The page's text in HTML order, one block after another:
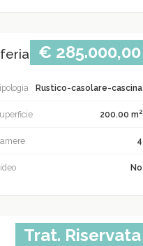
€ 285.000,00
Rustico-casolare-cascina
200.00 m2
4
No
Trat. Riservata